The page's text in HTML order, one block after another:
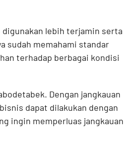
digunakan lebih terjamin serta
sudah memahami standar
terhadap berbagai kondisi
Dengan jangkauan
dapat dilakukan dengan
ingin memperluas jangkauan